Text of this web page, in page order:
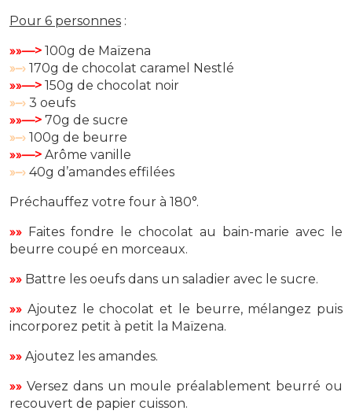
Pour 6 personnes :
»»—> 100g de Maïzena
»–› 170g de chocolat caramel Nestlé
»»—> 150g de chocolat noir
»–› 3 oeufs
»»—> 70g de sucre
»–› 100g de beurre
»»—> Arôme vanille
»–› 40g d’amandes effilées
Préchauffez votre four à 180°.
»» Faites fondre le chocolat au bain-marie avec le
beurre coupé en morceaux.
»» Battre les oeufs dans un saladier avec le sucre.
»» Ajoutez le chocolat et le beurre, mélangez puis
incorporez petit à petit la Maïzena.
»» Ajoutez les amandes.
»» Versez dans un moule préalablement beurré ou
recouvert de papier cuisson.